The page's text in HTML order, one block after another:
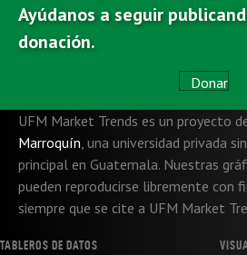
Ayúdanos a seguir
donación.
Donar
UFM Market Trends es un proyecto
Marroquín una universidad privada
principal en Guatemala. Nuestras
pueden reproducirse libremente con
siempre que se cite a UFM Market
TABLEROS DE DATOS